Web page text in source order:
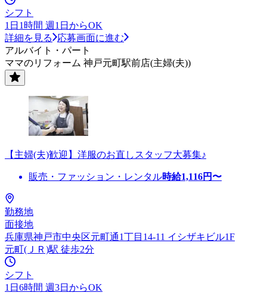
シフト
1日1時間 週1日からOK
詳細を見る
応募画面に進む
アルバイト・パート
ママのリフォーム 神戸元町駅前店(主婦(夫))
【主婦(夫)歓迎】洋服のお直しスタッフ大募集♪
販売・ファッション・レンタル時給1,116円〜
勤務地
面接地
兵庫県神戸市中央区元町通1丁目14-11 イシザキビル1F
元町(ＪＲ)駅 徒歩2分
シフト
1日6時間 週3日からOK